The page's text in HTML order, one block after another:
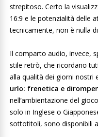
strepitoso. Certo la
16:9 e le potenzialità delle
tecnicamente, non è nulla
Il comparto audio, invece,
stile retrò, che ricordano
alla qualità dei giorni nostri
urlo: frenetica e
nell’ambientazione del
solo in Inglese o
sottotitoli, sono disponibili